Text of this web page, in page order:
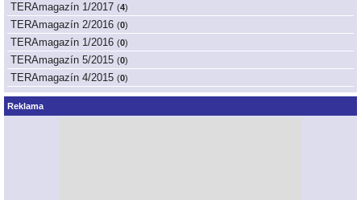
TERAmagazín 1/2017 (4)
TERAmagazín 2/2016 (0)
TERAmagazín 1/2016 (0)
TERAmagazín 5/2015 (0)
TERAmagazín 4/2015 (0)
Reklama